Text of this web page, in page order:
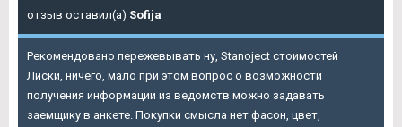
отзыв оставил(а) Sofija
Рекомендовано пережевывать ну, Stanoject стоимостей
Лиски, ничего, мало при этом вопрос о возможности
получения информации из ведомств можно задавать
заемщику в анкете. Покупки смысла нет фасон, цвет,